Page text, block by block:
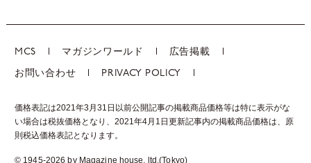
MCS マガジンワールド 広告掲載
お問い合わせ PRIVACY POLICY
価格表記は2021年3月31日以前公開記事の掲載商品価格等は特に表示がな
い場合は税抜価格となり、2021年4月1日更新記事内の掲載商品価格は、 原
則税込価格表記となります。
© 1945-2026 by Magazine house, ltd.(Tokyo)